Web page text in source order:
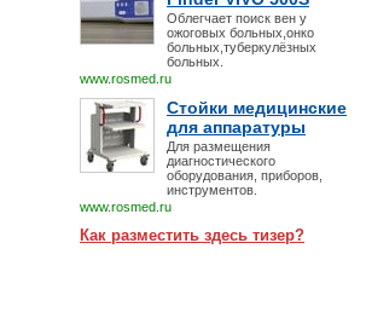
Облегчает поиск вен у
ожоговых больных,онко
больных,туберкулёзных
больных.
www.rosmed.ru
Стойки медицинские
для аппаратуры
Для размещения
диагностического
оборудования, приборов,
инструментов.
www.rosmed.ru
Как разместить здесь тизер?